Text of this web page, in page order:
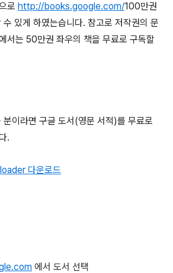
로 http://books.google.com/100만권
있게 하였는습니다. 참고로 저작권의 문
서는 50만권 좌우의 책을 무료로 구독할
분이라면 구글 도서(영문 서적)를 무료로
.
다운로드
에서 도서 선택